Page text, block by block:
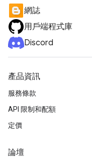
網誌
用戶端程式庫
Discord
產品資訊
服務條款
API 限制和配額
定價
論壇